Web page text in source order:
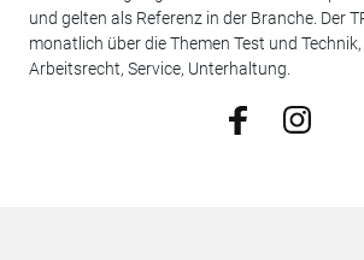
und gelten als Referenz in der Branche. Der
monatlich über die Themen Test und
Arbeitsrecht, Service, Unterhaltung.